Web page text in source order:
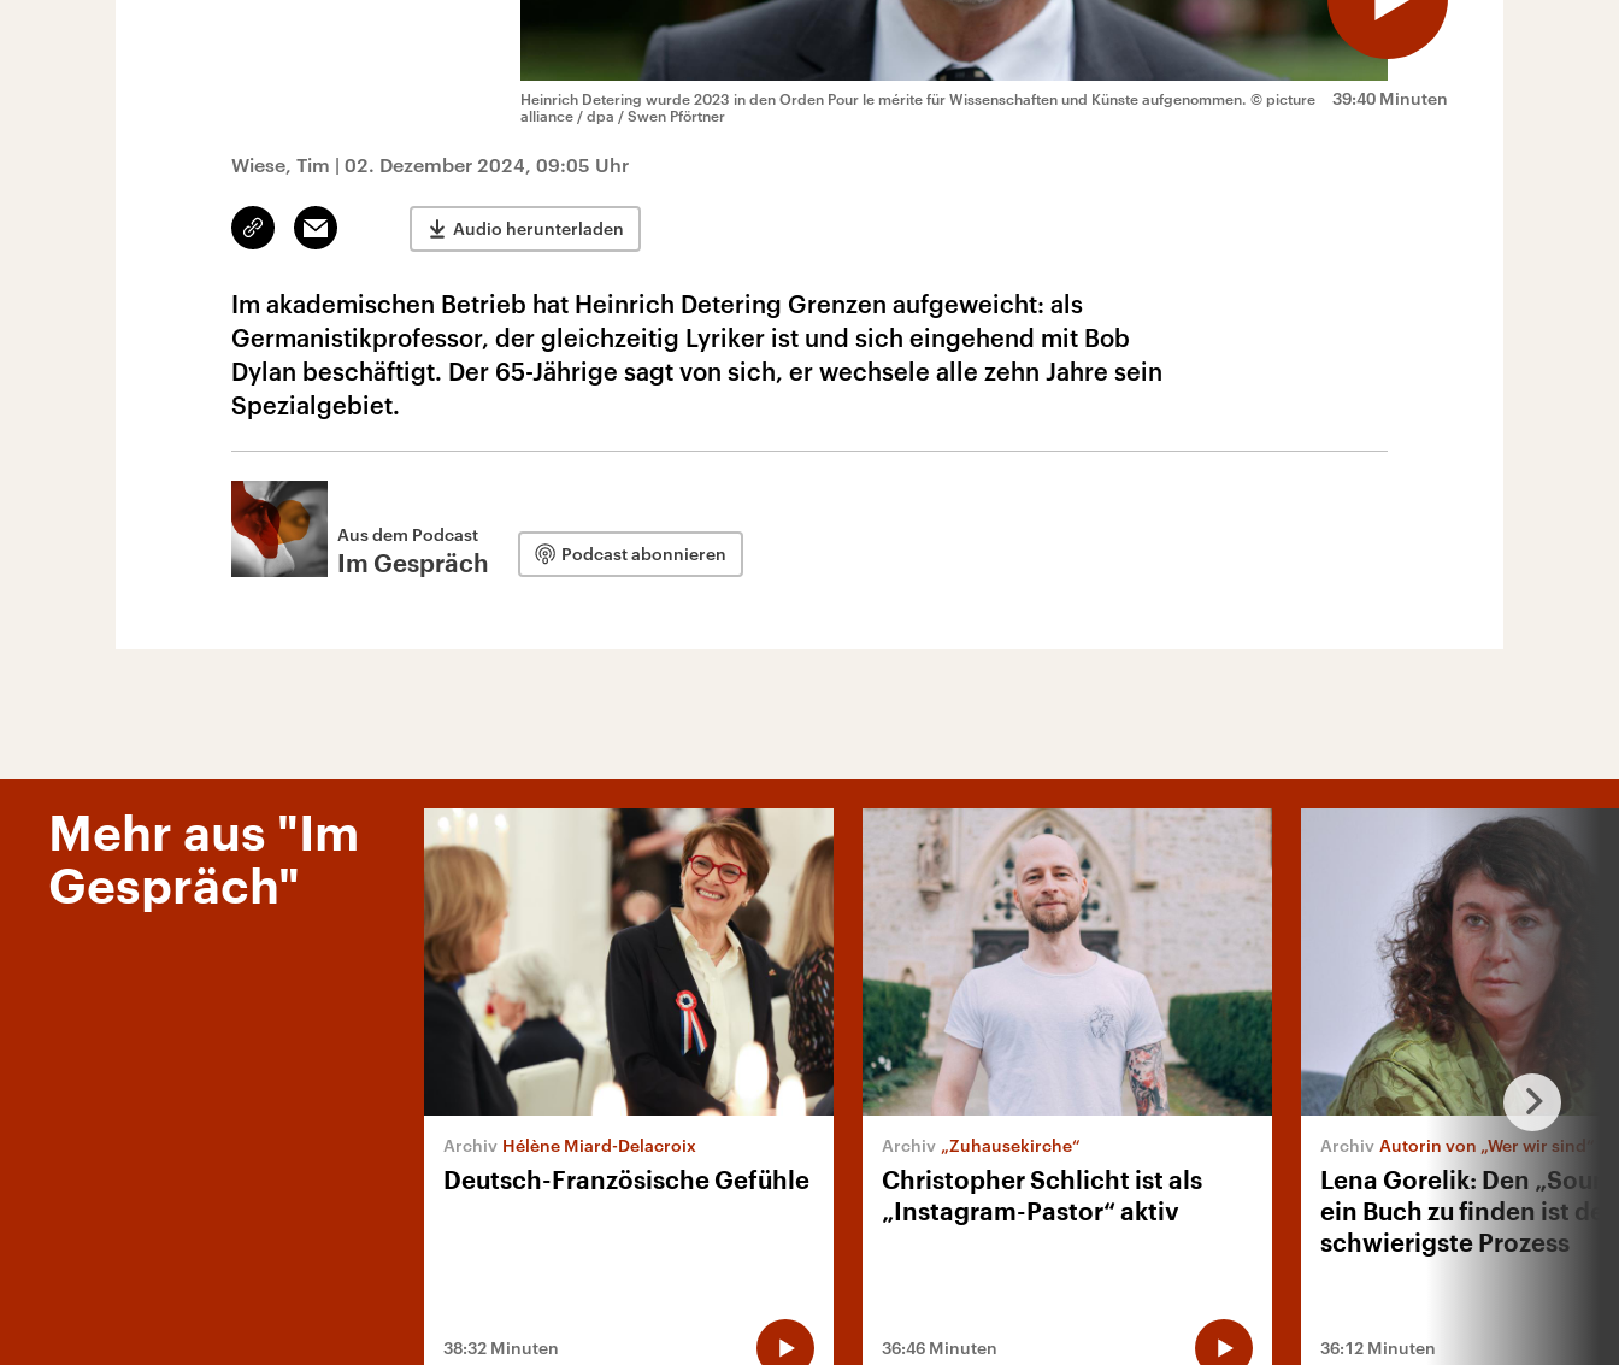
39:40 Minuten
Heinrich Detering wurde 2023 in den Orden Pour le mérite für Wissenschaften und Künste aufgenommen. © picture
alliance / dpa / Swen Pförtner
Wiese, Tim | 02. Dezember 2024, 09:05 Uhr
Link
kopieren/teilen
Email Audio herunterladen
Im akademischen Betrieb hat Heinrich Detering Grenzen aufgeweicht: als
Germanistikprofessor, der gleichzeitig Lyriker ist und sich eingehend mit Bob
Dylan beschäftigt. Der 65-Jährige sagt von sich, er wechsele alle zehn Jahre sein
Spezialgebiet.
Aus dem Podcast
Im Gespräch Podcast abonnieren
Mehr aus "Im
Gespräch"
Hélène Miard-Delacroix
Deutsch-Französische Gefühle
38:32 Minuten
„Zuhausekirche“
Christopher Schlicht ist als
„Instagram-Pastor“ aktiv
36:46 Minuten
Autorin von „Wer wir sind“
Lena Gorelik: Den
ein Buch zu finden ist der
schwierigste Prozess
36:12 Minuten